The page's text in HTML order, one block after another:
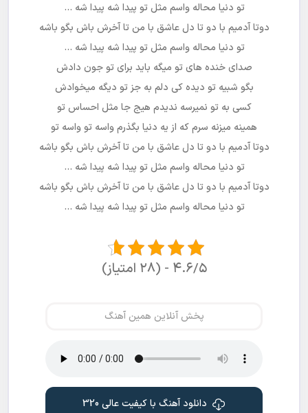
تو دنیا محاله واسم مثل تو پیدا شه پیدا شه …
دوتا آدمیم با دو تا دل عاشق با من تا آخرش باش بگو باشه
تو دنیا محاله واسم مثل تو پیدا شه پیدا شه …
صدای خنده های تو میگه باید برای تو جون دادش
بگو شبیه تو دیده کی دلم به جز تو دیگه میخوادش
کسی به تو نمیرسه ندیدم هیج جا مثل احساس تو
همینه میزنه سرم که از یه دنیا بگذرم واسه تو واسه تو
دوتا آدمیم با دو تا دل عاشق با من تا آخرش باش بگو باشه
تو دنیا محاله واسم مثل تو پیدا شه پیدا شه …
دوتا آدمیم با دو تا دل عاشق با من تا آخرش باش بگو باشه
تو دنیا محاله واسم مثل تو پیدا شه پیدا شه …
۴.۶/۵ - (۲۸ امتیاز)
پخش آنلاین همین آهنگ
دانلود آهنگ با کیفیت عالی 320